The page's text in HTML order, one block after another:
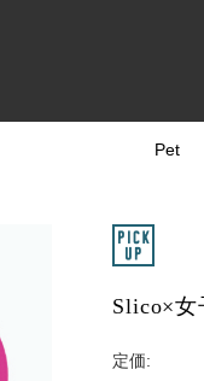
Pet
Slico×
定価: